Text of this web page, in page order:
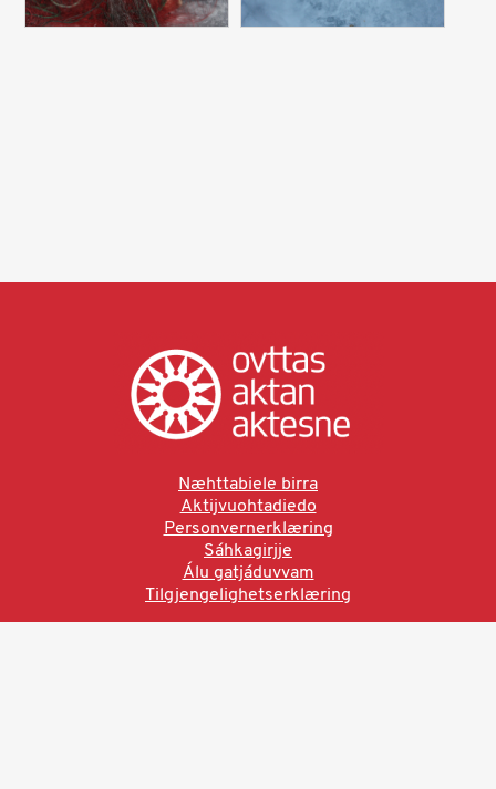
Næhttabiele birra
Aktijvuohtadiedo
Personvernerklæring
Sáhkagirjje
Álu gatjáduvvam
Tilgjengelighetserklæring